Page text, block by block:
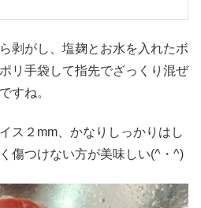
剥がし、塩麹とお水を入れたボ
リ手袋して指先でざっくり混ぜ
すね。
ス２mm、かなりしっかりはし
傷つけない方が美味しい(^・^)